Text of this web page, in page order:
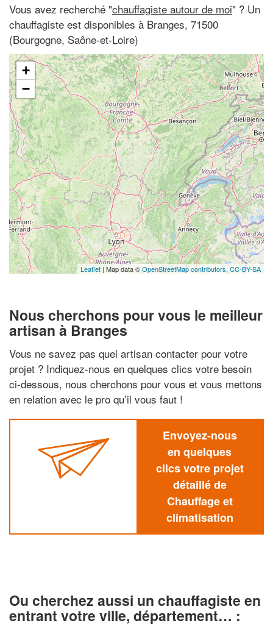
Vous avez recherché "chauffagiste autour de moi" ? Un
chauffagiste est disponibles à Branges, 71500
(Bourgogne, Saône-et-Loire)
+
−
Leaflet | Map data ©OpenStreetMap contributors, CC-BY-SA
Nous cherchons pour vous le meilleur
artisan à Branges
Vous ne savez pas quel artisan contacter pour votre
projet ? Indiquez-nous en quelques clics votre besoin
ci-dessous, nous cherchons pour vous et vous mettons
en relation avec le pro qu’il vous faut !
Envoyez-nous
en quelques
clics votre projet
détaillé de
Chauffage et
climatisation
Ou cherchez aussi un chauffagiste en
entrant votre ville, département… :